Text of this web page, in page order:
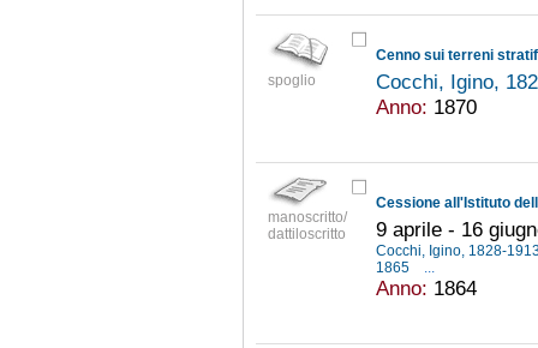
spoglio
Cenno sui terreni
Cocchi, Igino,
Anno: 1870
manoscritto/
dattiloscritto
9 aprile - 16
Cocchi, Igino, 1828-
1865
...
Anno: 1864